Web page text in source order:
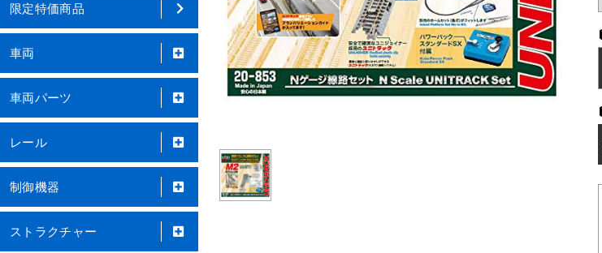
限定特価商品
車両
車両パーツ
レール
制御機器
ストラクチャー